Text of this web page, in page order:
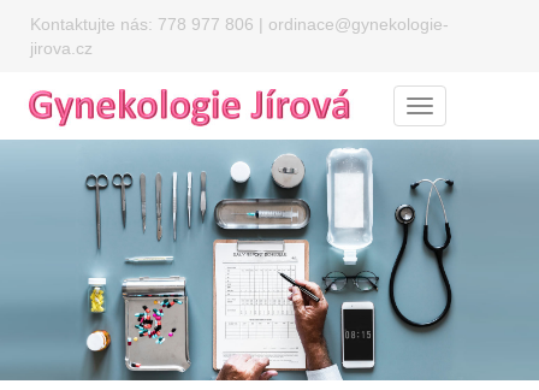
Kontaktujte nás: 778 977 806 | ordinace@gynekologie-
jirova.cz
Menu